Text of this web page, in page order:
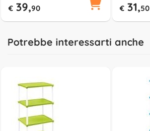
€ 39,90 € 31,50
Potrebbe interessarti anche